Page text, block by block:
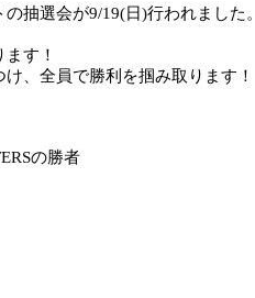
抽選会が9/19(日)行われました。
す！
、全員で勝利を掴み取ります！
の勝者